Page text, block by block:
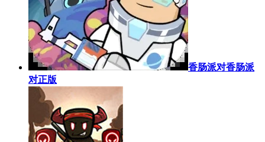
香肠派对香肠派
对正版